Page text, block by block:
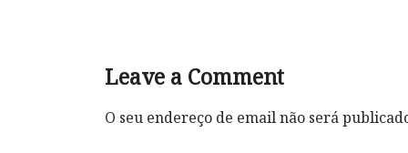
Leave a Comment
O seu endereço de email não será